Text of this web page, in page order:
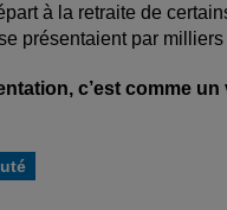
à la retraite de
présentaient par milliers
c’est comme